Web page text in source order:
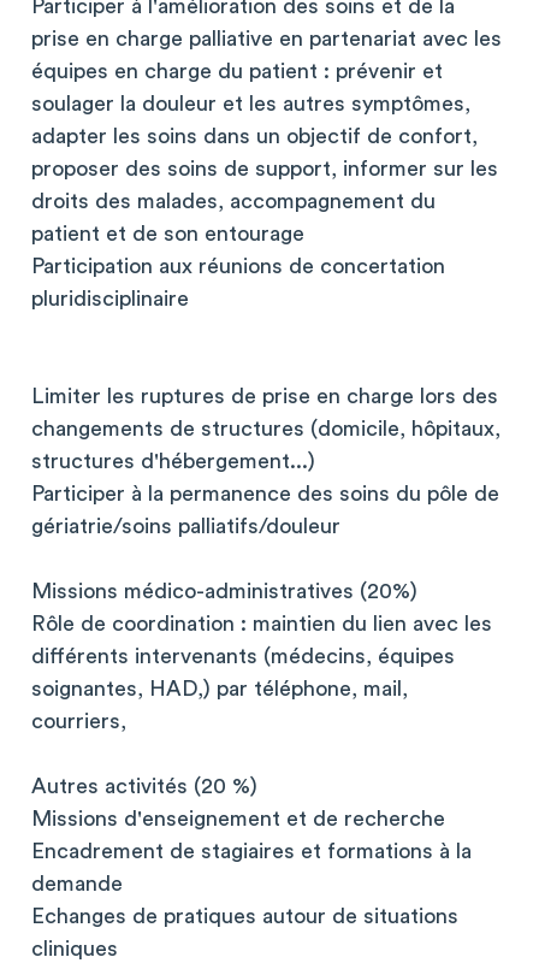
Participer à l'amélioration des soins et de la
prise en charge palliative en partenariat avec les
équipes en charge du patient : prévenir et
soulager la douleur et les autres symptômes,
adapter les soins dans un objectif de confort,
proposer des soins de support, informer sur les
droits des malades, accompagnement du
patient et de son entourage
Participation aux réunions de concertation
pluridisciplinaire
Limiter les ruptures de prise en charge lors des
changements de structures (domicile, hôpitaux,
structures d'hébergement...)
Participer à la permanence des soins du pôle de
gériatrie/soins palliatifs/douleur
Missions médico-administratives (20%)
Rôle de coordination : maintien du lien avec les
différents intervenants (médecins, équipes
soignantes, HAD,) par téléphone, mail,
courriers,
Autres activités (20 %)
Missions d'enseignement et de recherche
Encadrement de stagiaires et formations à la
demande
Echanges de pratiques autour de situations
cliniques